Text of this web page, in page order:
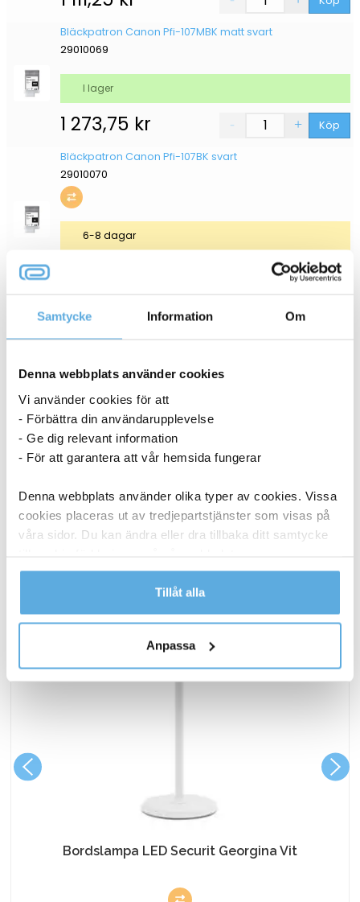
Samtycke Information Om
Denna webbplats använder cookies
Vi använder cookies för att
- Förbättra din användarupplevelse
- Ge dig relevant information
- För att garantera att vår hemsida fungerar
Denna webbplats använder olika typer av cookies. Vissa
cookies placeras ut av tredjepartstjänster som visas på
våra sidor. Du kan ändra eller dra tillbaka ditt samtycke
Läs mer i vår integritetspolicy om vilka vi är, hur du
kontaktar oss och på vilket sätt vi behandlar
Tillåt alla
Anpassa
Bläckpatron Canon Pfi-107MBK matt svart
29010069
1 273,75 kr Köp
I lager
Bläckpatron Canon Pfi-107BK svart
29010070
Köp
6-8 dagar
29010071
1 273,75kr
6-8 dagar
ANDRA KÖPTE OCKSÅ
Bordslampa LED Securit Georgina Vit